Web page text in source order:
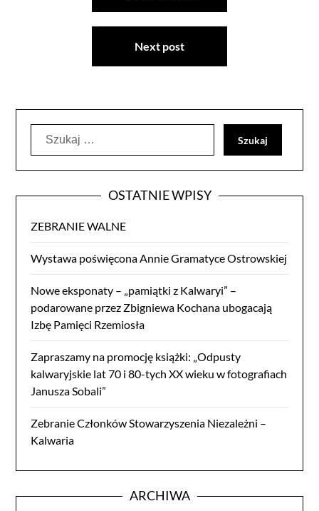
Next post
Szukaj:
OSTATNIE WPISY
ZEBRANIE WALNE
Wystawa poświęcona Annie Gramatyce Ostrowskiej
Nowe eksponaty – „pamiątki z Kalwaryi” –
podarowane przez Zbigniewa Kochana ubogacają
Izbę Pamięci Rzemiosła
Zapraszamy na promocję książki: „Odpusty
kalwaryjskie lat 70 i 80-tych XX wieku w fotografiach
Janusza Sobali”
Zebranie Członków Stowarzyszenia Niezależni –
Kalwaria
ARCHIWA